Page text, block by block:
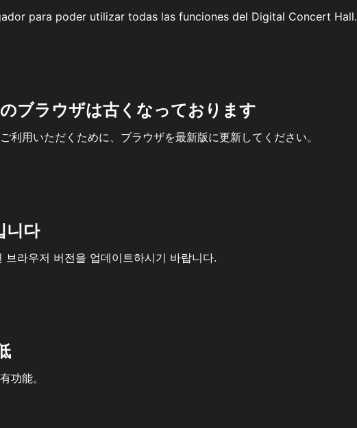
para poder utilizar todas las funciones del Digital Concert Hall.
ブラウザは古くなっております
利用いただくために、ブラウザを最新版に更新してください。
니다
라우저 버전을 업데이트하시기 바랍니다.
功能。